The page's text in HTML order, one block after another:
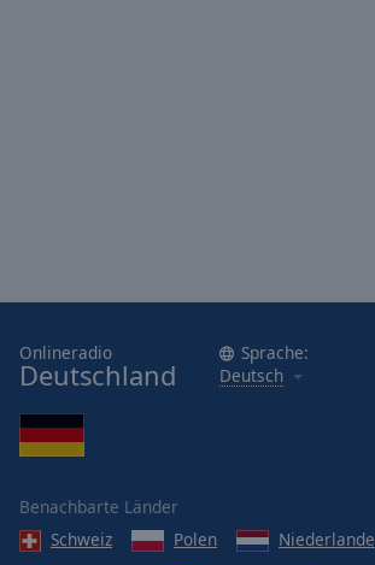
Onlineradio
Deutschland
Sprache:
Deutsch
Benachbarte Länder
Schweiz
Polen
Niederlande